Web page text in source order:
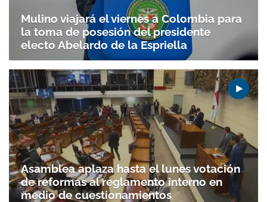
Gracias por suscribirte a nuestro boletín.
ACEPTAR
Mulino viajará el viernes a Colombia para
la toma de posesión del presidente
electo Abelardo de la Espriella
Asamblea aplaza hasta el lunes votación
de reformas al reglamento interno en
medio de cuestionamientos